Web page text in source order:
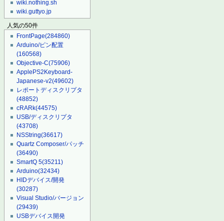
wiki.nothing.sh
wiki.guttyo.jp
人気の50件
FrontPage(284860)
Arduino/ピン配置
(160568)
Objective-C(75906)
ApplePS2Keyboard-
Japanese-v2(49602)
レポートディスクリプタ
(48852)
cRARk(44575)
USB/ディスクリプタ
(43708)
NSString(36617)
Quartz Composer/パッチ
(36490)
SmartQ 5(35211)
Arduino(32434)
HIDデバイス/開発
(30287)
Visual Studio/バージョン
(29439)
USBデバイス開発